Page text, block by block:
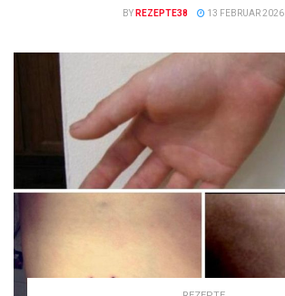
BY REZEPTE38 13 FEBRUAR 2026